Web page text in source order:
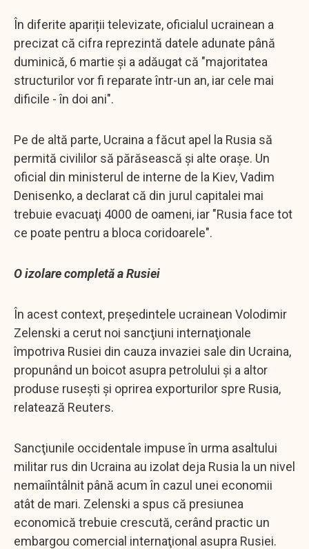
În diferite apariții televizate, oficialul ucrainean a
precizat că cifra reprezintă datele adunate până
duminică, 6 martie şi a adăugat că "majoritatea
structurilor vor fi reparate într-un an, iar cele mai
dificile - în doi ani".
Pe de altă parte, Ucraina a făcut apel la Rusia să
permită civililor să părăsească şi alte oraşe. Un
oficial din ministerul de interne de la Kiev, Vadim
Denisenko, a declarat că din jurul capitalei mai
trebuie evacuaţi 4000 de oameni, iar "Rusia face tot
ce poate pentru a bloca coridoarele".
O izolare completă a Rusiei
În acest context, preşedintele ucrainean Volodimir
Zelenski a cerut noi sancţiuni internaţionale
împotriva Rusiei din cauza invaziei sale din Ucraina,
propunând un boicot asupra petrolului şi a altor
produse ruseşti şi oprirea exporturilor spre Rusia,
relatează Reuters.
Sancţiunile occidentale impuse în urma asaltului
militar rus din Ucraina au izolat deja Rusia la un nivel
nemaiîntâlnit până acum în cazul unei economii
atât de mari. Zelenski a spus că presiunea
economică trebuie crescută, cerând practic un
embargou comercial internaţional asupra Rusiei.